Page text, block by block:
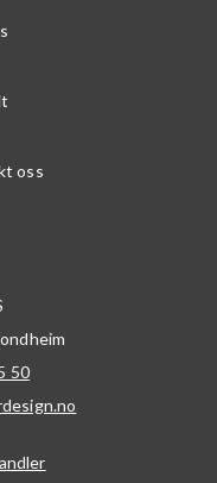
oss
50